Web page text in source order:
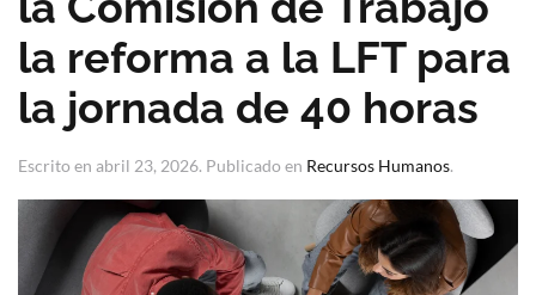
la reforma a la LFT para
la jornada de 40 horas
Escrito en abril 23, 2026. Publicado en Recursos Humanos.